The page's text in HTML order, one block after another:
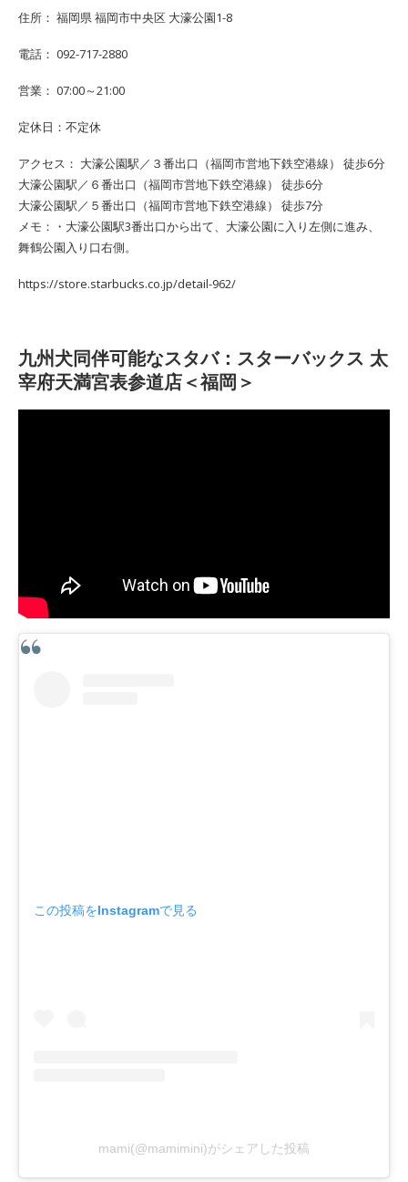
住所： 福岡県 福岡市中央区 大濠公園1-8
電話： 092-717-2880
営業： 07:00～21:00
定休日：不定休
アクセス： 大濠公園駅／３番出口（福岡市営地下鉄空港線） 徒歩6分
大濠公園駅／６番出口（福岡市営地下鉄空港線） 徒歩6分
大濠公園駅／５番出口（福岡市営地下鉄空港線） 徒歩7分
メモ：・大濠公園駅3番出口から出て、大濠公園に入り左側に進み、
舞鶴公園入り口右側。
https://store.starbucks.co.jp/detail-962/
九州犬同伴可能なスタバ：スターバックス 太
宰府天満宮表参道店＜福岡＞
この投稿をInstagramで見る
mami(@mamimini)がシェアした投稿